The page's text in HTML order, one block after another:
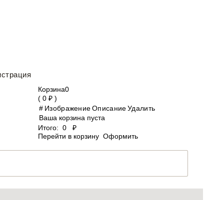
Корзина0
( 0 ₽ )
# ИзображениеОписаниеУдалить
Ваша корзина пуста
Итого: 0
₽
Перейти в корзину Оформить